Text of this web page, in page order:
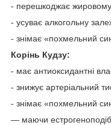
- перешкоджає
- усуває алкогольну
- знімає «похмельний
Корінь Кудзу:
- має антиоксидантні
- знижує артеріальний
- знімає «похмельний
— маючи